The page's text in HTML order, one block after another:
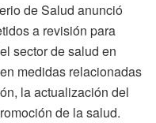
de Salud anunció
a revisión para
sector de salud en
medidas relacionadas
la actualización del
de la salud.